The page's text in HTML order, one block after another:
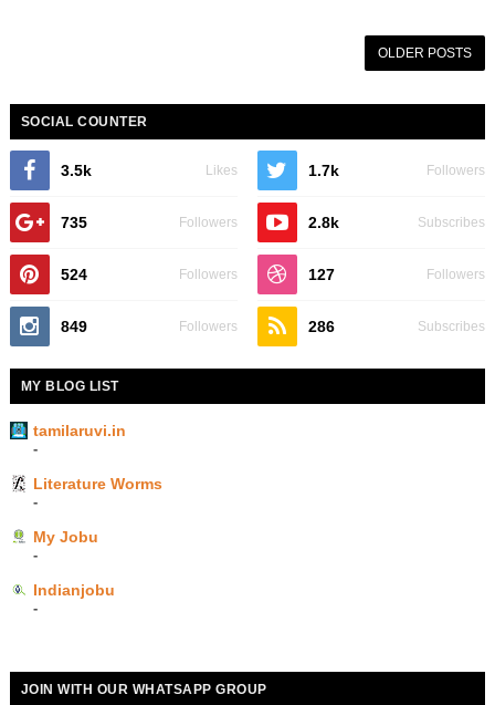
OLDER POSTS
SOCIAL COUNTER
3.5k Likes 1.7k Followers
735 Followers 2.8k Subscribes
524 Followers 127 Followers
849 Followers 286 Subscribes
MY BLOG LIST
tamilaruvi.in
-
Literature Worms
-
My Jobu
-
Indianjobu
-
JOIN WITH OUR WHATSAPP GROUP